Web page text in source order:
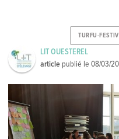
TURFU-
LIT OUESTEREL
article publié le08/03/